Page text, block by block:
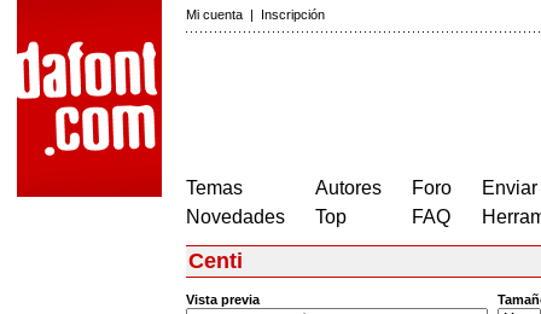
Mi cuenta | Inscripción
Temas
Novedades
Autores
Top
Foro
FAQ
Centi
Vista previa